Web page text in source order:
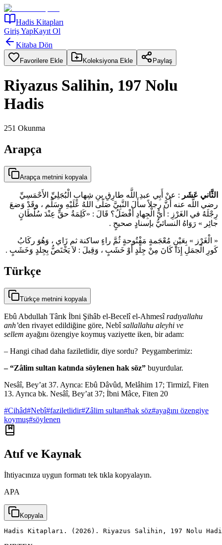
Hadis Kitapları
Giriş YapKayıt Ol
Kitaba Dön
Favorilere Ekle Koleksiyona Ekle Paylaş
Riyazus Salihin, 197 Nolu
Hadis
251 Okunma
Arapça
Arapça metnini kopyala
الثَّاني عَشَر : عنْ أَبِي عبدِ اللَّه طارِقِ بنِ شِهابٍ الْبُجَلِيِّ الأَحْمَسِيِّ
رضي اللَّه عنه أَنَّ رجلاً سأَلَ النَّبِيَّ صَلّى اللهُ عَلَيْهِ وسَلَّم ، وقَدْ وَضعَ
رِجْلَهُ في الغَرْزِ : أَيُّ الْجِهادِ أَفْضَلُ؟ قَالَ : «كَلِمَةُ حقٍّ عِنْدَ سُلْطَانٍ
جائِر » رَوَاهُ النسائيُّ بإسنادٍ صحيحٍ .
« الْغَرْز » بِعَيْنٍ مُعْجَمةٍ مَفْتُوحةٍ ثُمَّ راءٍ ساكنة ثم زَاي ، وَهُوَ ركَابُ
كَورِ الْجمَلِ إِذَا كَانَ مِنْ جِلْدٍ أَوْ خَشَبٍ ، وَقِيلَ : لاَ يَخْتَصُّ بِجِلدٍ وَخَشَبٍ .
Türkçe
Türkçe metnini kopyala
Ebû Abdullah Târık İbni Şihâb el-Becelî el-Ahmesîradıyallahu
anh’den rivayet edildiğine göre, Nebîsallallahu aleyhi ve
sellem ayağını özengiye koymuş vaziyette iken, bir adam:
– Hangi cihad daha faziletlidir, diye sordu? Peygamberimiz:
– “Zâlim sultan katında söylenen hak söz” buyurdular.
Nesâî, Bey’at 37. Ayrıca: Ebû Dâvûd, Melâhim 17; Tirmizî, Fiten
13. Ayrıca bk. Nesâî, Bey’at 37; İbni Mâce, Fiten 20
#Cihâd#Nebî#faziletlidir#Zâlim sultan#hak söz#ayağını özengiye
koymuş#söylenen
Atıf ve Kaynak
İhtiyacınıza uygun formatı tek tıkla kopyalayın.
APA
Kopyala
Hadis Kitapları. (2026). Riyazus Salihin, 197 Nolu